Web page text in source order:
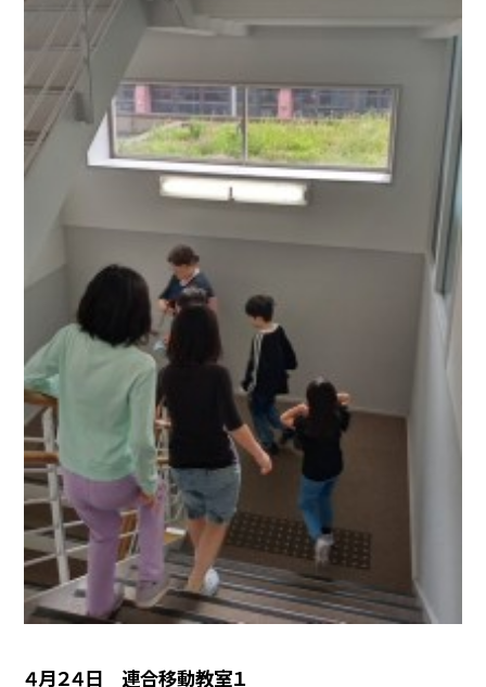
４月２４日 連合移動教室１